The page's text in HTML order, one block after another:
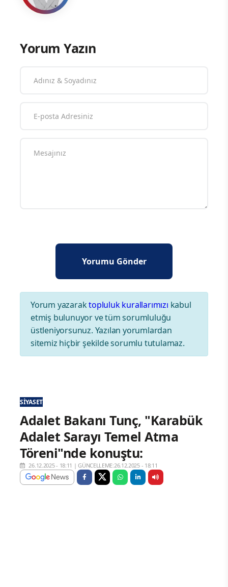
Yorum Yazın
Yorum yazaraktopluluk kurallarımızı kabul
etmiş bulunuyor ve tüm sorumluluğu
üstleniyorsunuz. Yazılan yorumlardan
sitemiz hiçbir şekilde sorumlu tutulamaz.
SIYASET
Adalet Bakanı Tunç, "Karabük
Adalet Sarayı Temel Atma
Töreni"nde konuştu:
26.12.2025 - 18:11 |GÜNCELLEME:26.12.2025 - 18:11